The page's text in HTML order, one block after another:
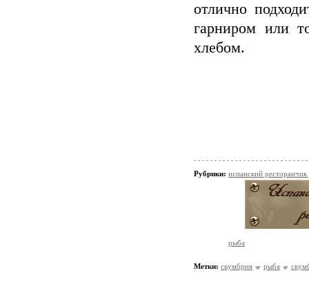
отлично
гарниром или
хлебом.
Рубрики: испанский
рыба
Метки: скумбрия рыба